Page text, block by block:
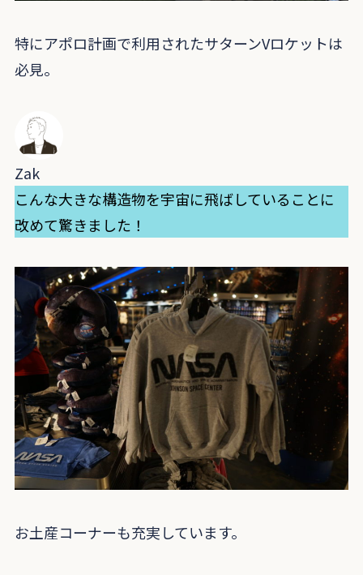
特にアポロ計画で利用されたサターンVロケットは
必見。
Zak
こんな大きな構造物を宇宙に飛ばしていることに
改めて驚きました！
お土産コーナーも充実しています。